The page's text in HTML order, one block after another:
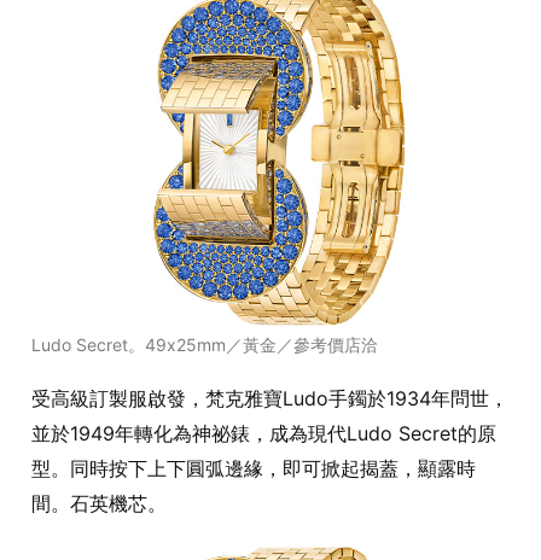
Ludo Secret。49x25mm／黃金／參考價店洽
受高級訂製服啟發，梵克雅寶Ludo手鐲於1934年問世，
並於1949年轉化為神祕錶，成為現代Ludo Secret的原
型。同時按下上下圓弧邊緣，即可掀起揭蓋，顯露時
間。石英機芯。